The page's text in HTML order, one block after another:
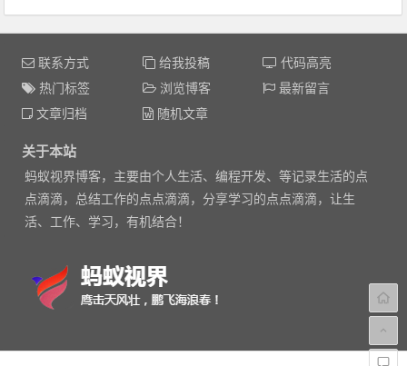
联系方式 给我投稿
代码高亮
热门标签
浏览博客
最新留言
文章归档
随机文章
关于本站
蚂蚁视界博客，主要由个人生活、编程开发、等记录生活的点
点滴滴，总结工作的点点滴滴，分享学习的点点滴滴，让生
活、工作、学习，有机结合！